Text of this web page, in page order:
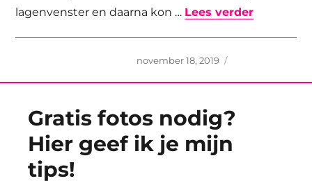
lagenvenster en daarna kon … Lees verder“Het
Geplaatst
november 18, 2019
Gratis fotos nodig?
Hier geef ik je mijn
tips!